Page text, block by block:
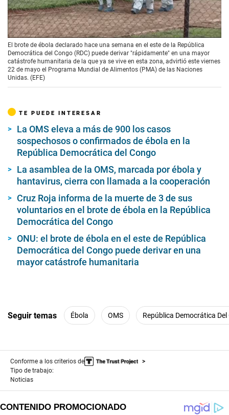
00:00/01:47
El brote de ébola declarado hace una semana en el este de la República
Democrática del Congo (RDC) puede derivar "rápidamente" en una mayor
catástrofe humanitaria de la que ya se vive en esta zona, advirtió este viernes
22 de mayo el Programa Mundial de Alimentos (PMA) de las Naciones
Unidas. (EFE)
TE PUEDE INTERESAR
La OMS eleva a más de 900 los casos
sospechosos o confirmados de ébola en la
República Democrática del Congo
La asamblea de la OMS, marcada por ébola y
hantavirus, cierra con llamada a la cooperación
Cruz Roja informa de la muerte de 3 de sus
voluntarios en el brote de ébola en la República
Democrática del Congo
ONU: el brote de ébola en el este de República
Democrática del Congo puede derivar en una
mayor catástrofe humanitaria
Seguir temas Ébola OMS República Democrática Del
Conforme a los criterios de
Tipo de trabajo:
Noticias